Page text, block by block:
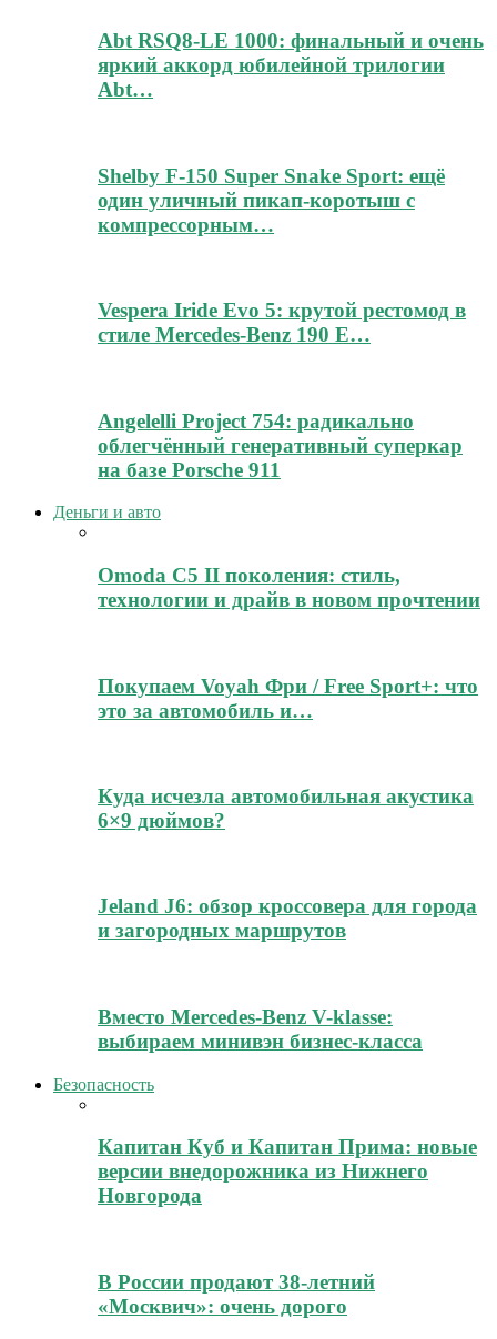
Abt RSQ8-LE 1000: финальный и очень
яркий аккорд юбилейной трилогии
Abt…
Shelby F-150 Super Snake Sport: ещё
один уличный пикап-коротыш с
компрессорным…
Vespera Iride Evo 5: крутой рестомод в
стиле Mercedes-Benz 190 E…
Angelelli Project 754: радикально
облегчённый генеративный суперкар
на базе Porsche 911
Деньги и авто
Omoda C5 II поколения: стиль,
технологии и драйв в новом прочтении
Покупаем Voyah Фри / Free Sport+: что
это за автомобиль и…
Куда исчезла автомобильная акустика
6×9 дюймов?
Jeland J6: обзор кроссовера для города
и загородных маршрутов
Вместо Mercedes-Benz V-klasse:
выбираем минивэн бизнес-класса
Безопасность
Капитан Куб и Капитан Прима: новые
версии внедорожника из Нижнего
Новгорода
В России продают 38-летний
«Москвич»: очень дорого